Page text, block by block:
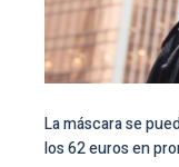
La máscara se
los 62 euros en